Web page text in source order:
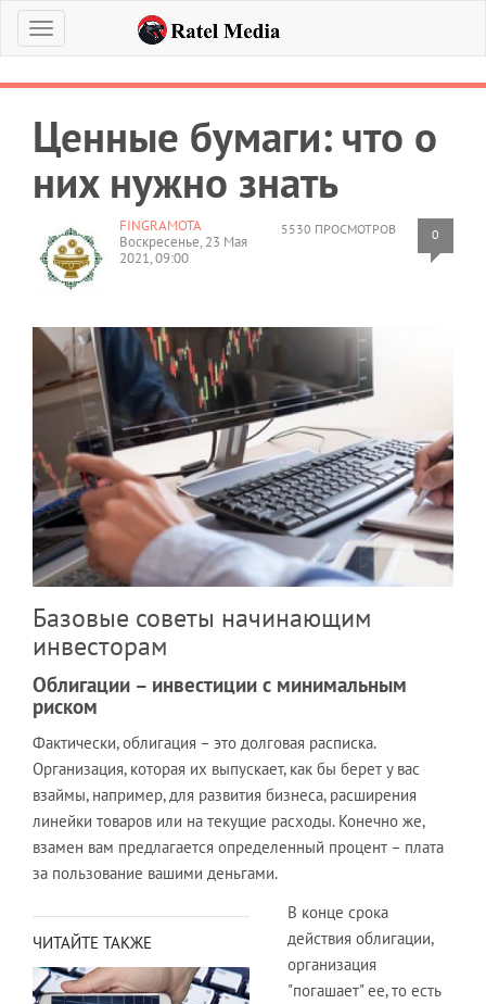
Меню
Ценные бумаги: что о
них нужно знать
5530 ПРОСМОТРОВ 0
FINGRAMOTA
Воскресенье, 23 Мая
2021, 09:00
Базовые советы начинающим
инвесторам
Облигации – инвестиции с минимальным
риском
Фактически, облигация – это долговая расписка.
Организация, которая их выпускает, как бы берет у вас
взаймы, например, для развития бизнеса, расширения
линейки товаров или на текущие расходы. Конечно же,
взамен вам предлагается определенный процент – плата
за пользование вашими деньгами.
ЧИТАЙТЕ ТАКЖЕ
В конце срока
действия облигации,
организация
"погашает" ее, то есть